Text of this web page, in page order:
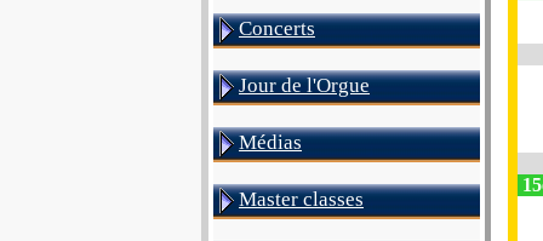
Concerts
Jour de l'Orgue
Médias
Master classes